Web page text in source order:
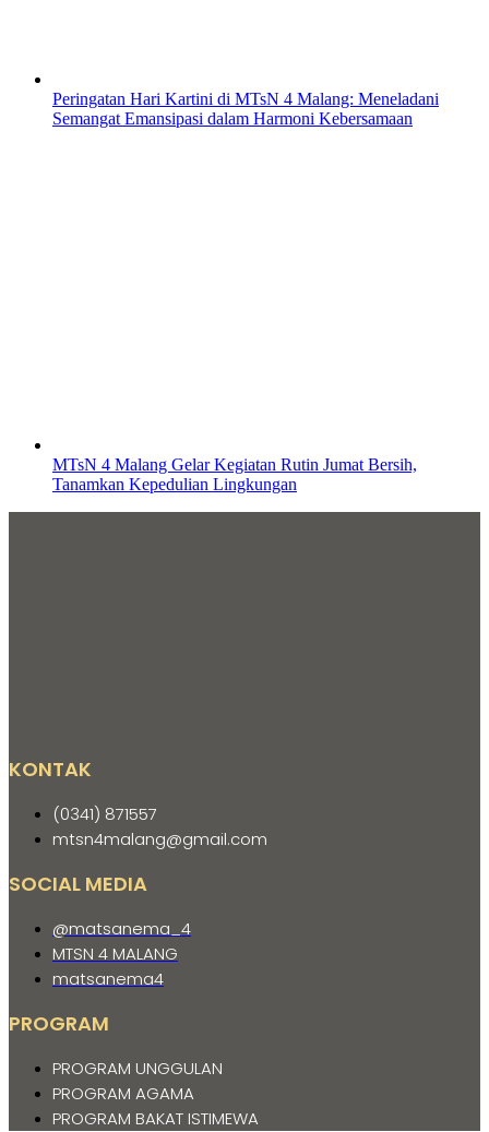
Peringatan Hari Kartini di MTsN 4 Malang: Meneladani
Semangat Emansipasi dalam Harmoni Kebersamaan
MTsN 4 Malang Gelar Kegiatan Rutin Jumat Bersih,
Tanamkan Kepedulian Lingkungan
KONTAK
(0341) 871557
mtsn4malang@gmail.com
SOCIAL MEDIA
@matsanema_4
MTSN 4 MALANG
matsanema4
PROGRAM
PROGRAM UNGGULAN
PROGRAM AGAMA
PROGRAM BAKAT ISTIMEWA